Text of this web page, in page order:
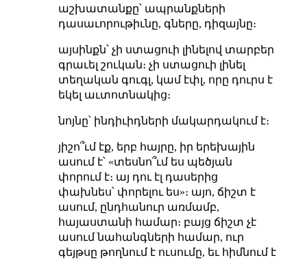
աշխատանքը՝ ապրանքների
դասաւորութիւնը, գները, դիզայնը։
այսինքն՝ չի ստացուի լինելով տարբեր
գրաւել շուկան։ չի ստացուի լինել
տեղական գուգլ, կամ էփլ, որը դուրս է
եկել աւտոտնակից։
նոյնը՝ ինդիւիդների մակարդակում է։
յիշո՞ւմ էք, երբ հայրը, իր երեխային
ասում է՝ «տեսնո՞ւմ ես պեծյան
փորում է։ այ դու էլ դասերից
փախնես՝ փորելու ես»։ այո, ճիշտ է
ասում, ընդհանուր առմամբ,
հայաստանի համար։ բայց ճիշտ չէ
ասում նահանգների համար, ուր
գեյթսը թողնում է ուսումը, եւ հիմնում է